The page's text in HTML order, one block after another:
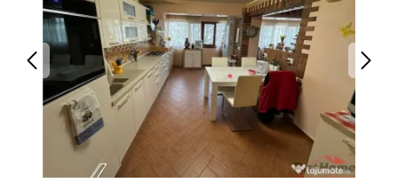
Servicii
Animale de companie
Afaceri și echipamente profesionale
Inchiriere Bunuri si Vehicule
Utilaje agricole si industriale
Piese auto si accesorii
Dacia Duster